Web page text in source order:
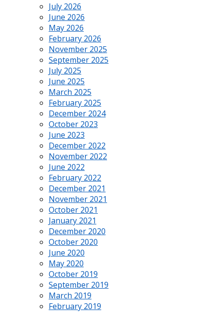
July 2026
June 2026
May 2026
February 2026
November 2025
September 2025
July 2025
June 2025
March 2025
February 2025
December 2024
October 2023
June 2023
December 2022
November 2022
June 2022
February 2022
December 2021
November 2021
October 2021
January 2021
December 2020
October 2020
June 2020
May 2020
October 2019
September 2019
March 2019
February 2019